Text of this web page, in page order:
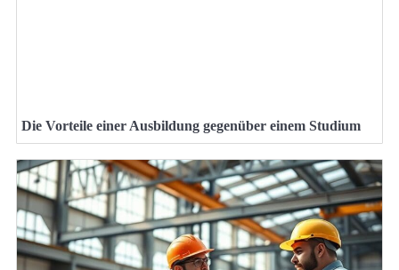
Die Vorteile einer Ausbildung gegenüber einem Studium